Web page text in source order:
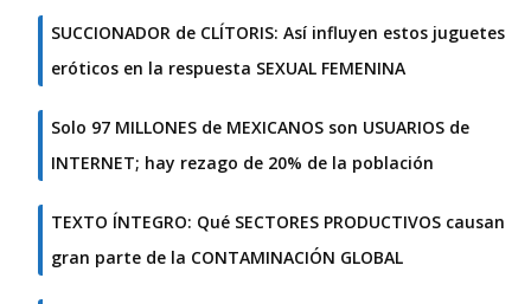
SUCCIONADOR de CLÍTORIS: Así influyen estos juguetes
eróticos en la respuesta SEXUAL FEMENINA
Solo 97 MILLONES de MEXICANOS son USUARIOS de
INTERNET; hay rezago de 20% de la población
TEXTO ÍNTEGRO: Qué SECTORES PRODUCTIVOS causan
gran parte de la CONTAMINACIÓN GLOBAL